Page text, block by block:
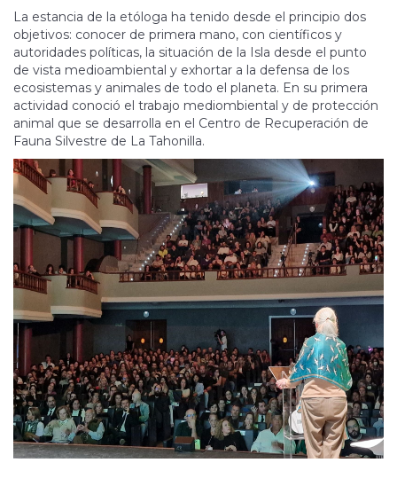
La estancia de la etóloga ha tenido desde el principio dos
objetivos: conocer de primera mano, con científicos y
autoridades políticas, la situación de la Isla desde el punto
de vista medioambiental y exhortar a la defensa de los
ecosistemas y animales de todo el planeta. En su primera
actividad conoció el trabajo mediombiental y de protección
animal que se desarrolla en el Centro de Recuperación de
Fauna Silvestre de La Tahonilla.